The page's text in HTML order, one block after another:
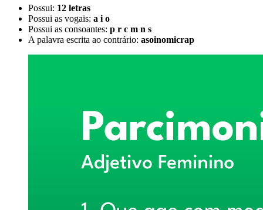
Possui: 12 letras
Possui as vogais: a i o
Possui as consoantes: p r c m n s
A palavra escrita ao contrário: asoinomicrap